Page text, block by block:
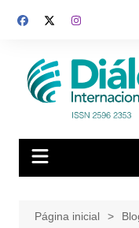
para
conteúdo
Página inicial